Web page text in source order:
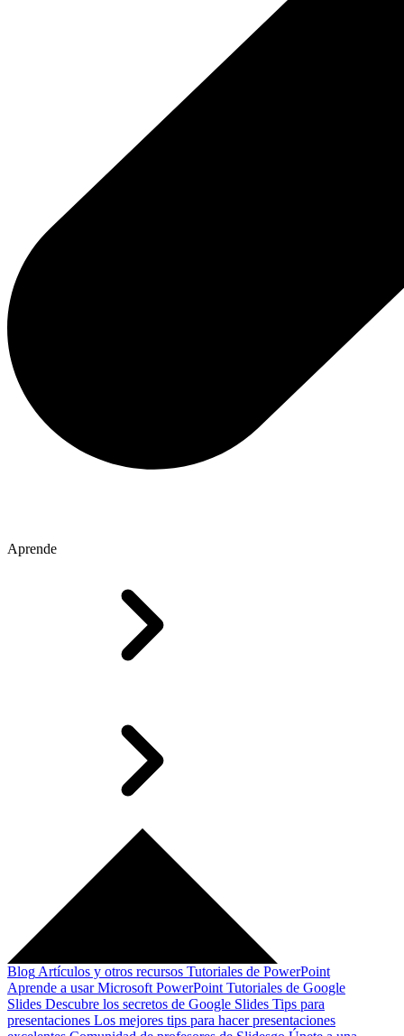
Aprende
Blog Artículos y otros recursos Tutoriales de PowerPoint
Aprende a usar Microsoft PowerPoint Tutoriales de Google
Slides Descubre los secretos de Google Slides Tips para
presentaciones Los mejores tips para hacer presentaciones